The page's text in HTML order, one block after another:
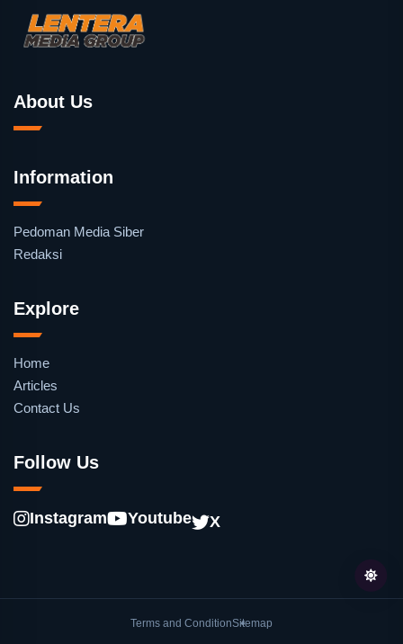
About Us
Information
Pedoman Media Siber
Redaksi
Explore
Home
Articles
Contact Us
Follow Us
Instagram Youtube X
Terms and ConditionSitemap